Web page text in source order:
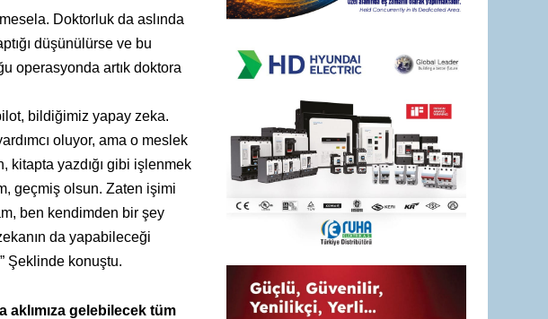
Doktorluk da aslında
düşünülürse ve bu
operasyonda artık doktora
bildiğimiz yapay zeka.
oluyor, ama o meslek
kitapta yazdığı gibi işlenmek
geçmiş olsun. Zaten işimi
ben kendimden bir şey
da yapabileceği
Şeklinde konuştu.
gelebilecek tüm